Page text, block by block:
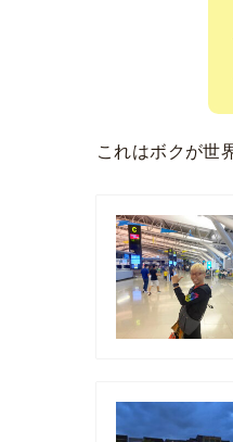
これはボクが世